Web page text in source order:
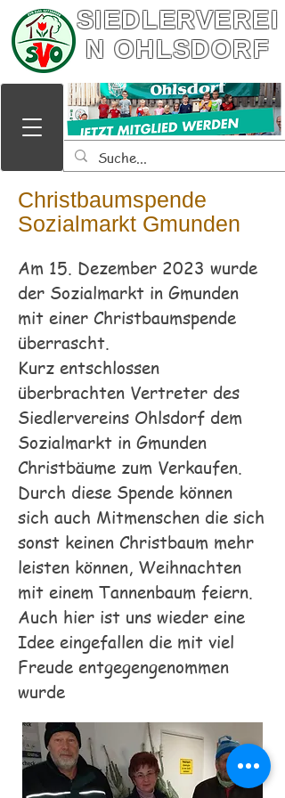
SIEDLERVEREI
N OHLSDORF
Christbaumspende
Sozialmarkt Gmunden
Am 15. Dezember 2023 wurde
der Sozialmarkt in Gmunden
mit einer Christbaumspende
überrascht.
Kurz entschlossen
überbrachten Vertreter des
Siedlervereins Ohlsdorf dem
Sozialmarkt in Gmunden
Christbäume zum Verkaufen.
Durch diese Spende können
sich auch Mitmenschen die sich
sonst keinen Christbaum mehr
leisten können, Weihnachten
mit einem Tannenbaum feiern.
Auch hier ist uns wieder eine
Idee eingefallen die mit viel
Freude entgegengenommen
wurde